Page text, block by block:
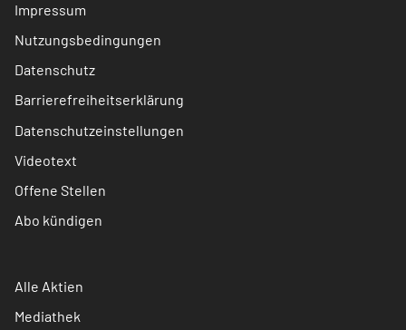
Impressum
Nutzungsbedingungen
Datenschutz
Barrierefreiheitserklärung
Datenschutzeinstellungen
Videotext
Offene Stellen
Abo kündigen
Alle Aktien
Mediathek